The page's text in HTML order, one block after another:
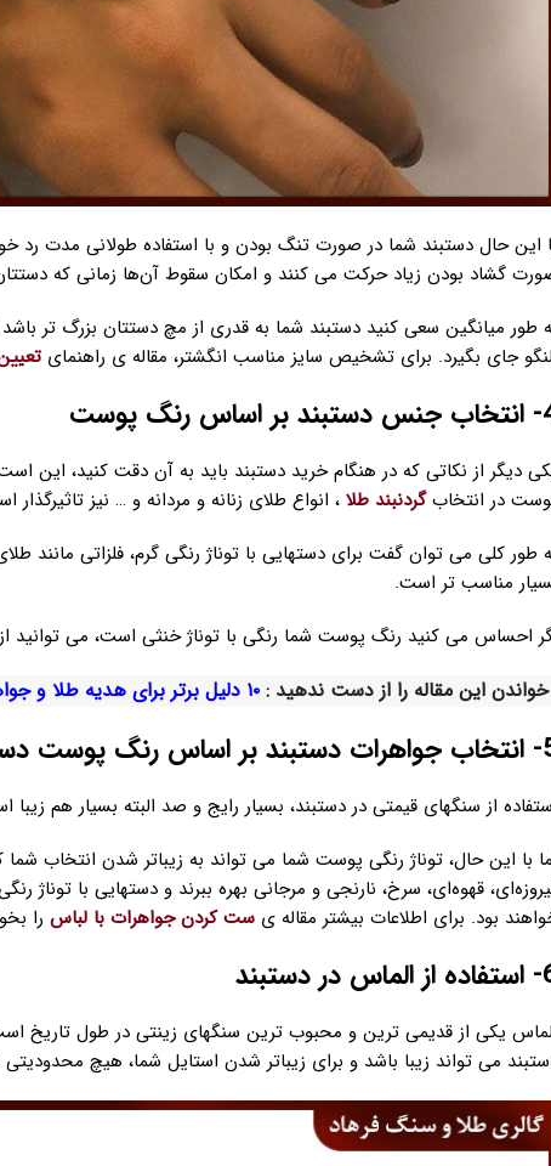
این حال دستبند شما در صورت تنگ بودن و با استفاده طولانی مدت رد
گشاد بودن زیاد حرکت می کنند و امکان سقوط آن‌ها زمانی که
طور میانگین سعی کنید دستبند شما به قدری از مچ دستتان بزرگ تر
جای بگیرد. برای تشخیص سایز مناسب انگشتر، مقاله ی راهنمای
رنگ پوست
دیگر از نکاتی که در هنگام خرید دستبند باید به آن دقت کنید، این
در انتخابگردنبند طلا ، انواع طلای زنانه و مردانه و … نیز تاثیرگذار
طور کلی می توان گفت برای دستهایی با توناژ رنگی گرم، فلزاتی مانند
مناسب تر است.
احساس می کنید رنگ پوست شما رنگی با توناژ خنثی است، می توانید از
خواندن این مقاله را از دست ندهید : ۱۰ دلیل برتر برای هدیه طلا و جواهرات
رنگ پوست دست
از سنگهای قیمتی در دستبند، بسیار رایج و صد البته بسیار هم زیبا
با این حال، توناژ رنگی پوست شما می تواند به زیباتر شدن انتخاب
قهوه‌ای، سرخ، نارنجی و مرجانی بهره ببرند و دستهایی با توناژ
بود. برای اطلاعات بیشتر مقاله ی ست کردن جواهرات با لباس را
دستبند
یکی از قدیمی ترین و محبوب ترین سنگهای زینتی در طول
می تواند زیبا باشد و برای زیباتر شدن استایل شما، هیچ محدودیتی